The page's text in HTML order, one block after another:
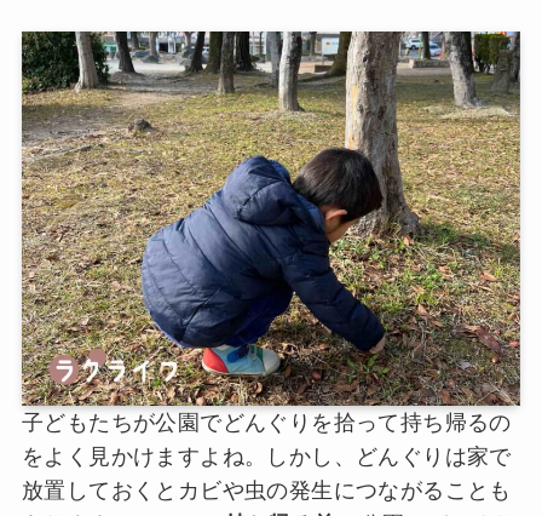
子どもたちが公園でどんぐりを拾って持ち帰るの
をよく見かけますよね。しかし、どんぐりは家で
放置しておくとカビや虫の発生につながることも